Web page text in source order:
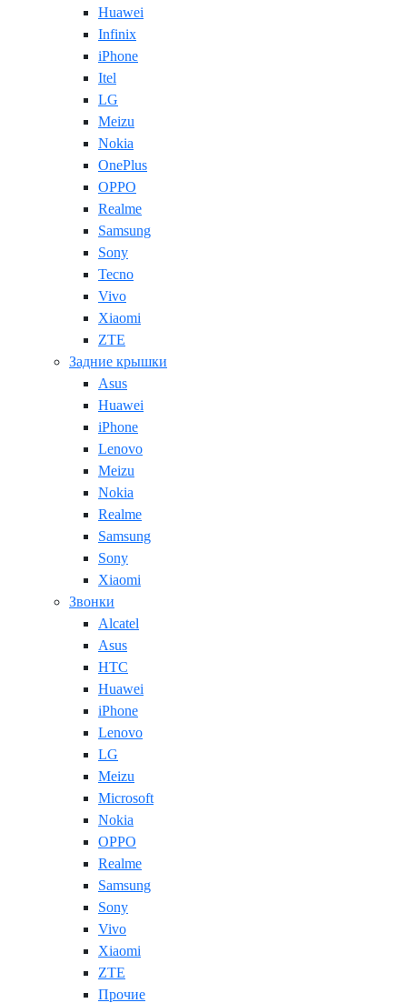
Huawei
Infinix
iPhone
Itel
LG
Meizu
Nokia
OnePlus
OPPO
Realme
Samsung
Sony
Tecno
Vivo
Xiaomi
ZTE
Задние крышки
Asus
Huawei
iPhone
Lenovo
Meizu
Nokia
Realme
Samsung
Sony
Xiaomi
Звонки
Alcatel
Asus
HTC
Huawei
iPhone
Lenovo
LG
Meizu
Microsoft
Nokia
OPPO
Realme
Samsung
Sony
Vivo
Xiaomi
ZTE
Прочие